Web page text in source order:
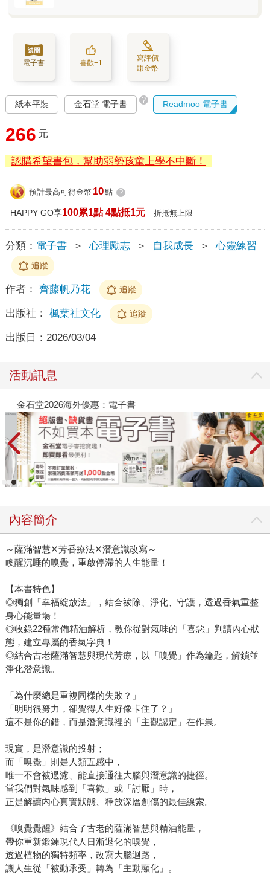
電子書 喜歡+1
寫評價
賺金幣
紙本平裝 金石堂 電子書 ? Readmoo 電子書
266 元
認購希望書包，幫助弱勢孩童上學不中斷！
預計最高可得金幣 10點 ?
HAPPY GO享100累1點 4點抵1元 折抵無上限
分類： 電子書 ＞ 心理勵志 ＞ 自我成長 ＞ 心靈練習
追蹤
作者： 齊藤帆乃花 追蹤
出版社： 楓葉社文化 追蹤
出版日： 2026/03/04
活動訊息
金石堂2026海外優惠：電子書
內容簡介
～薩滿智慧✕芳香療法✕潛意識改寫～
喚醒沉睡的嗅覺，重啟停滯的人生能量！
【本書特色】
◎獨創「幸福綻放法」，結合祓除、淨化、守護，透過香氣重整
身心能量場！
◎收錄22種常備精油解析，教你從對氣味的「喜惡」判讀內心狀
態，建立專屬的香氣字典！
◎結合古老薩滿智慧與現代芳療，以「嗅覺」作為鑰匙，解鎖並
淨化潛意識。
「為什麼總是重複同樣的失敗？」
「明明很努力，卻覺得人生好像卡住了？」
這不是你的錯，而是潛意識裡的「主觀認定」在作祟。
現實，是潛意識的投射；
而「嗅覺」則是人類五感中，
唯一不會被過濾、能直接通往大腦與潛意識的捷徑。
當我們對氣味感到「喜歡」或「討厭」時，
正是解讀內心真實狀態、釋放深層創傷的最佳線索。
《嗅覺覺醒》結合了古老的薩滿智慧與精油能量，
帶你重新鍛鍊現代人日漸退化的嗅覺，
透過植物的獨特頻率，改寫大腦迴路，
讓人生從「被動承受」轉為「主動顯化」。